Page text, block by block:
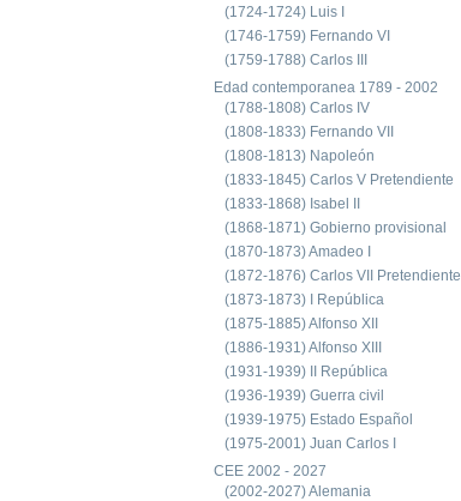
(1724-1724) Luis I
(1746-1759) Fernando VI
(1759-1788) Carlos III
Edad contemporanea 1789 - 2002
(1788-1808) Carlos IV
(1808-1833) Fernando VII
(1808-1813) Napoleón
(1833-1845) Carlos V Pretendiente
(1833-1868) Isabel II
(1868-1871) Gobierno provisional
(1870-1873) Amadeo I
(1872-1876) Carlos VII Pretendiente
(1873-1873) I República
(1875-1885) Alfonso XII
(1886-1931) Alfonso XIII
(1931-1939) II República
(1936-1939) Guerra civil
(1939-1975) Estado Español
(1975-2001) Juan Carlos I
CEE 2002 - 2027
(2002-2027) Alemania